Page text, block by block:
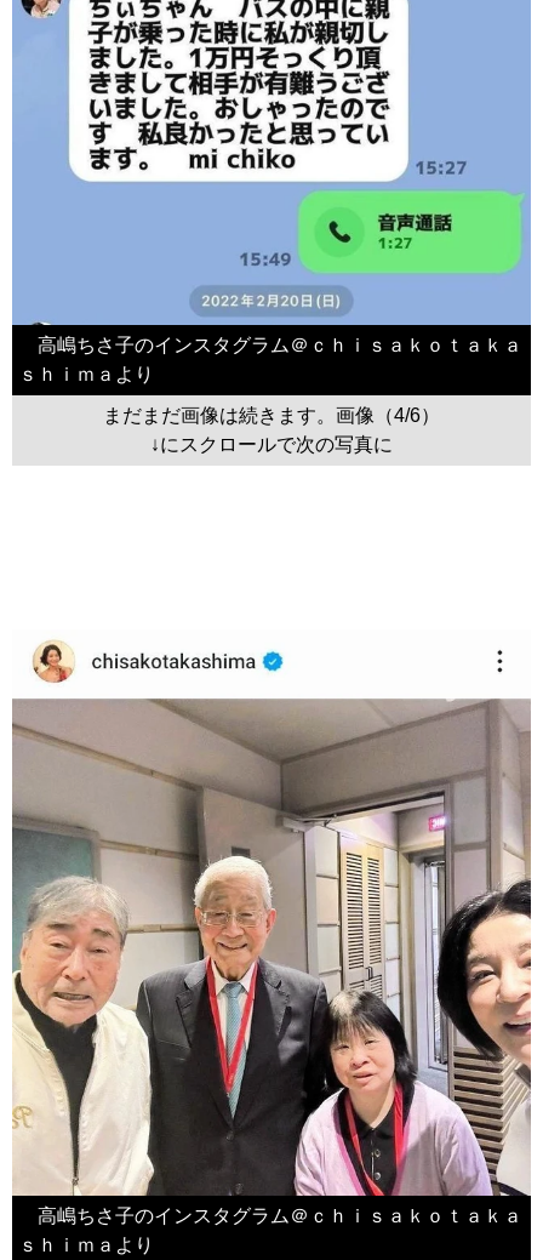
高嶋ちさ子のインスタグラム＠ｃｈｉｓａｋｏｔａｋａ
ｓｈｉｍａより
まだまだ画像は続きます。画像（4/6）
↓にスクロールで次の写真に
高嶋ちさ子のインスタグラム＠ｃｈｉｓａｋｏｔａｋａ
ｓｈｉｍａより